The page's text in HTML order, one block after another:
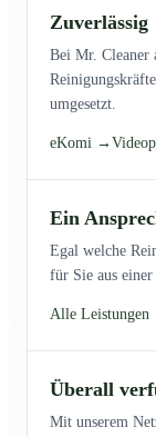
Zuverlässig
Bei Mr. Cleaner
umgesetzt.
eKomi →
Ein
Egal welche
für Sie aus einer
Alle Leistungen
Überall
Mit unserem